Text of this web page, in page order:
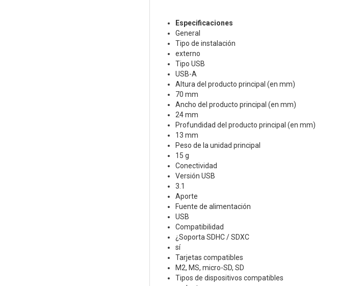
Especificaciones
General
Tipo de instalación
externo
Tipo USB
USB-A
Altura del producto principal (en mm)
70 mm
Ancho del producto principal (en mm)
24 mm
Profundidad del producto principal (en mm)
13 mm
Peso de la unidad principal
15 g
Conectividad
Versión USB
3.1
Aporte
Fuente de alimentación
USB
Compatibilidad
¿Soporta SDHC / SDXC
sí
Tarjetas compatibles
M2, MS, micro-SD, SD
Tipos de dispositivos compatibles